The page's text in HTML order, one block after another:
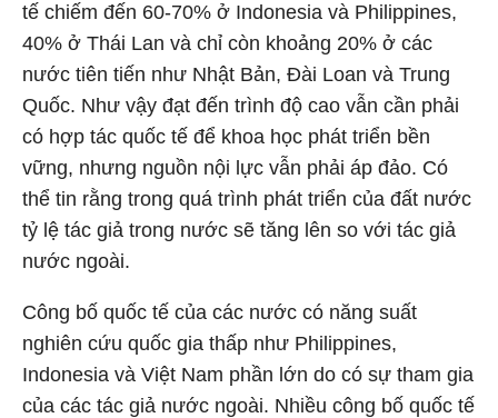
tế chiếm đến 60-70% ở Indonesia và Philippines,
40% ở Thái Lan và chỉ còn khoảng 20% ở các
nước tiên tiến như Nhật Bản, Đài Loan và Trung
Quốc. Như vậy đạt đến trình độ cao vẫn cần phải
có hợp tác quốc tế để khoa học phát triển bền
vững, nhưng nguồn nội lực vẫn phải áp đảo. Có
thể tin rằng trong quá trình phát triển của đất nước
tỷ lệ tác giả trong nước sẽ tăng lên so với tác giả
nước ngoài.
Công bố quốc tế của các nước có năng suất
nghiên cứu quốc gia thấp như Philippines,
Indonesia và Việt Nam phần lớn do có sự tham gia
của các tác giả nước ngoài. Nhiều công bố quốc tế